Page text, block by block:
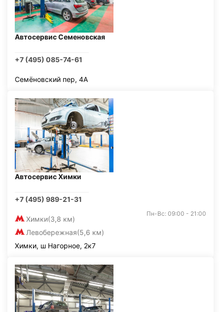
Автосервис Семеновская
+7 (495) 085-74-61
Семёновский пер, 4А
Автосервис Химки
+7 (495) 989-21-31
Химки(3,8 км)
Левобережная(5,6 км)
Пн-Вс: 09:00 - 21:00
Химки, ш Нагорное, 2к7